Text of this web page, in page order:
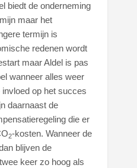
biedt de onderneming
maar het
termijn is
redenen wordt
maar Aldel is pas
wanneer alles weer
op het succes
daarnaast de
die er
2-kosten. Wanneer de
blijven de
keer zo hoog als